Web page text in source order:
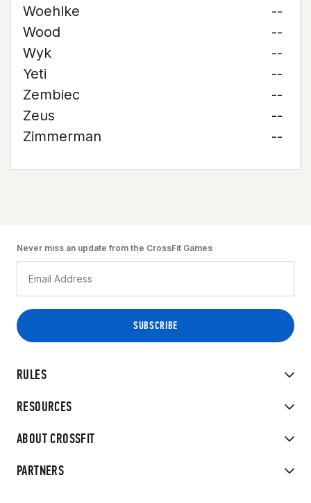
Woehlke
--
Wood
--
Wyk
--
Yeti
--
Zembiec
--
Zeus
--
Zimmerman
--
RULES
RESOURCES
ABOUT CROSSFIT
PARTNERS
Never miss an update from the CrossFit Games